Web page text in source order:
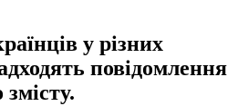
у різних
повідомлення